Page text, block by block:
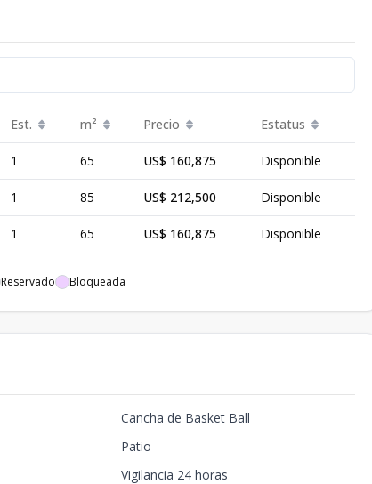
Est. m² Precio Estatus
1 65 US$ 160,875 Disponible
1 85 US$ 212,500 Disponible
1 65 US$ 160,875 Disponible
Reservado Bloqueada
Cancha de Basket Ball
Patio
Vigilancia 24 horas